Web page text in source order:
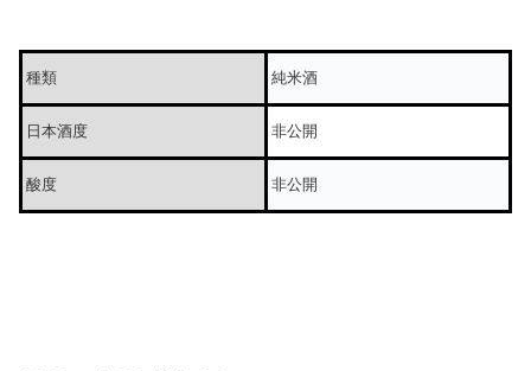
種類 純米酒
日本酒度 非公開
酸度 非公開